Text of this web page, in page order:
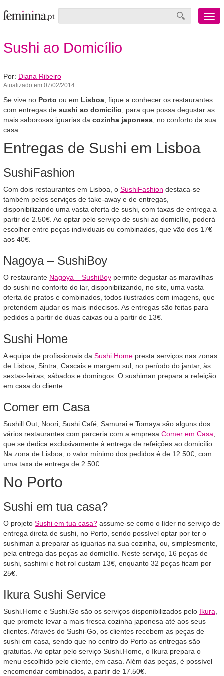
Menu
mobile
Sushi ao Domicílio
Por: Diana Ribeiro
Atualizado em 07/02/2014
Se vive no Porto ou em Lisboa , fique a conhecer os restaurantes
com entregas de sushi ao domicílio , para que possa degustar as
mais saborosas iguarias da cozinha japonesa , no conforto da sua
casa.
Entregas de Sushi em Lisboa
SushiFashion
Com dois restaurantes em Lisboa, o SushiFashion destaca-se
também pelos serviços de take-away e de entregas,
disponibilizando uma vasta oferta de sushi, com taxas de entrega a
partir de 2.50€. Ao optar pelo serviço de sushi ao domicílio, poderá
escolher entre peças individuais ou combinados, que vão dos 17€
aos 40€.
Nagoya – SushiBoy
O restaurante Nagoya – SushiBoy permite degustar as maravilhas
do sushi no conforto do lar, disponibilizando, no site, uma vasta
oferta de pratos e combinados, todos ilustrados com imagens, que
pretendem ajudar os mais indecisos. As entregas são feitas para
pedidos a partir de duas caixas ou a partir de 13€.
Sushi Home
A equipa de profissionais da Sushi Home presta serviços nas zonas
de Lisboa, Sintra, Cascais e margem sul, no período do jantar, às
sextas-feiras, sábados e domingos. O sushiman prepara a refeição
em casa do cliente.
Comer em Casa
Sushill Out, Noori, Sushi Café, Samurai e Tomaya são alguns dos
vários restaurantes com parceria com a empresa Comer em Casa
que se dedica exclusivamente à entrega de refeições ao domicílio.
Na zona de Lisboa, o valor mínimo dos pedidos é de 12.50€, com
uma taxa de entrega de 2.50€.
No Porto
Sushi em tua casa?
O projeto Sushi em tua casa? assume-se como o líder no serviço de
entrega direta de sushi, no Porto, sendo possível optar por ter o
sushiman a preparar as iguarias na sua cozinha, ou, simplesmente,
pela entrega das peças ao domicílio. Neste serviço, 16 peças de
sushi, sashimi e hot rol custam 13€, enquanto 32 peças ficam por
25€.
Ikura Sushi Service
Sushi.Home e Sushi.Go são os serviços disponibilizados pelo Ikura
que promete levar a mais fresca cozinha japonesa até aos seus
clientes. Através do Sushi-Go, os clientes recebem as peças de
sushi em casa, sendo que no centro do Porto as entregas são
gratuitas. Ao optar pelo serviço Sushi.Home, o Ikura prepara o
menu escolhido pelo cliente, em casa. Além das peças, é possível
encomendar combinados, a partir de 17.50€.